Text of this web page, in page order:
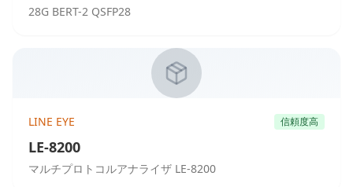
28G BERT-2 QSFP28
LINE EYE 信頼度高
LE-8200
マルチプロトコルアナライザ LE-8200